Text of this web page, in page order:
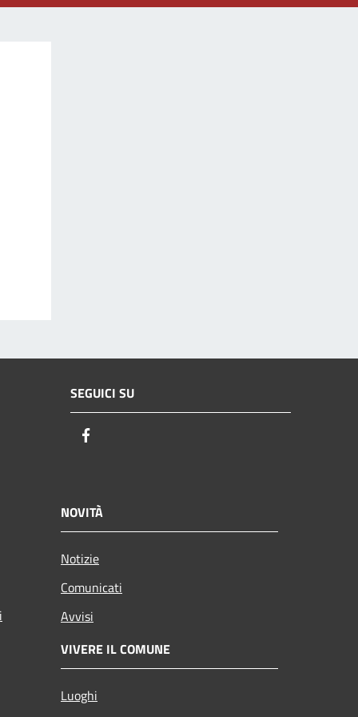
SEGUICI SU
NOVITÀ
Notizie
Comunicati
Avvisi
VIVERE IL COMUNE
Luoghi